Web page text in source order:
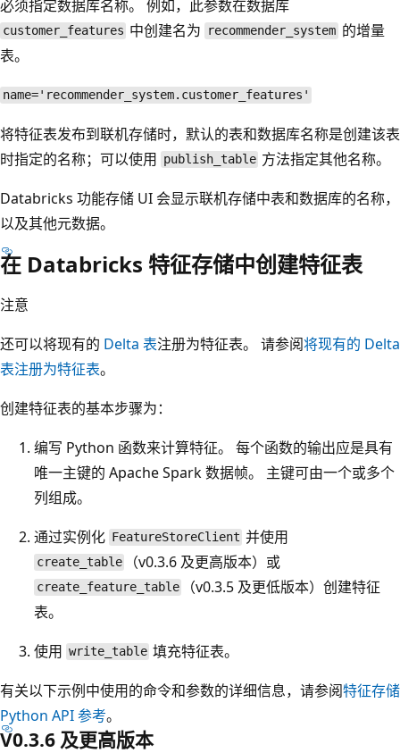
必须指定数据库名称。 例如，此参数在数据库
customer_features 中创建名为 recommender_system 的增量
表。
name='recommender_system.customer_features'
将特征表发布到联机存储时，默认的表和数据库名称是创建该表
时指定的名称；可以使用 publish_table 方法指定其他名称。
Databricks 功能存储 UI 会显示联机存储中表和数据库的名称，
以及其他元数据。
在 Databricks 特征存储中创建特征表
注意
还可以将现有的 Delta 表注册为特征表。 请参阅将现有的 Delta
表注册为特征表。
创建特征表的基本步骤为：
编写 Python 函数来计算特征。 每个函数的输出应是具有
唯一主键的 Apache Spark 数据帧。 主键可由一个或多个
列组成。
通过实例化 FeatureStoreClient 并使用
create_table （v0.3.6 及更高版本）或
create_feature_table
（v0.3.5 及更低版本）创建特征
表。
使用 write_table 填充特征表。
有关以下示例中使用的命令和参数的详细信息，请参阅特征存储
Python API 参考。
V0.3.6 及更高版本